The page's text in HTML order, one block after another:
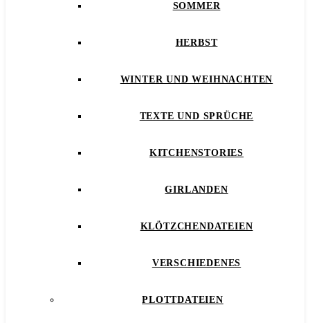
SOMMER
HERBST
WINTER UND WEIHNACHTEN
TEXTE UND SPRÜCHE
KITCHENSTORIES
GIRLANDEN
KLÖTZCHENDATEIEN
VERSCHIEDENES
PLOTTDATEIEN